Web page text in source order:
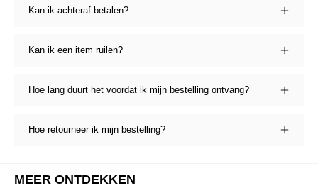
Kan ik achteraf betalen?
Kan ik een item ruilen?
Hoe lang duurt het voordat ik mijn bestelling ontvang?
Hoe retourneer ik mijn bestelling?
MEER ONTDEKKEN